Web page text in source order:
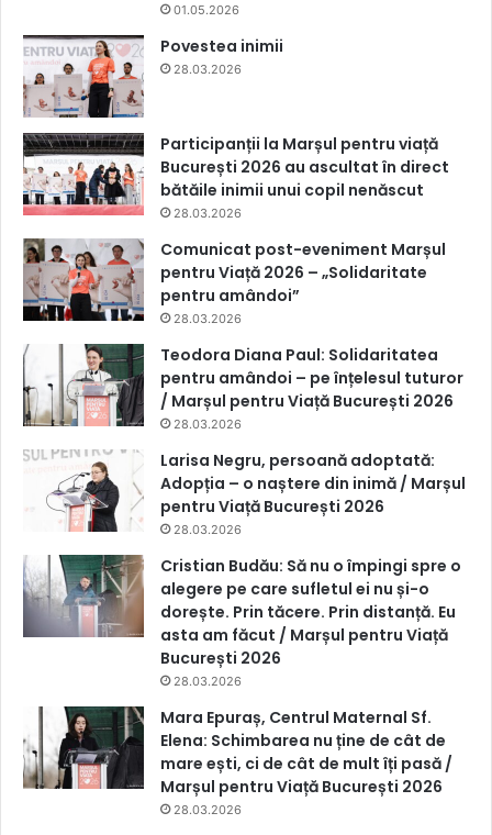
01.05.2026
Povestea inimii
28.03.2026
Participanții la Marșul pentru viață
București 2026 au ascultat în direct
bătăile inimii unui copil nenăscut
28.03.2026
Comunicat post-eveniment Marșul
pentru Viață 2026 – „Solidaritate
pentru amândoi”
28.03.2026
Teodora Diana Paul: Solidaritatea
pentru amândoi – pe înțelesul tuturor
/ Marșul pentru Viață București 2026
28.03.2026
Larisa Negru, persoană adoptată:
Adopția – o naștere din inimă / Marșul
pentru Viață București 2026
28.03.2026
Cristian Budău: Să nu o împingi spre o
alegere pe care sufletul ei nu și-o
dorește. Prin tăcere. Prin distanță. Eu
asta am făcut / Marșul pentru Viață
București 2026
28.03.2026
Mara Epuraș, Centrul Maternal Sf.
Elena: Schimbarea nu ține de cât de
mare ești, ci de cât de mult îți pasă /
Marșul pentru Viață București 2026
28.03.2026